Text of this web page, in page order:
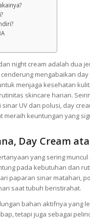
night cream adalah
mengabaikan
menjaga kesehatan
skincare harian.
UV dan polusi, day
meraih keuntungan yang
Day Cream
yang sering
pada kebutuhan dan
paparan sinar matahari,
saat tubuh beristirahat.
bahan aktifnya yang
tetapi juga sebagai